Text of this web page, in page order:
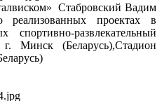
Стабровский Вадим
реализованных проектах в
спортивно-развлекательный
Минск (Беларусь),Стадион